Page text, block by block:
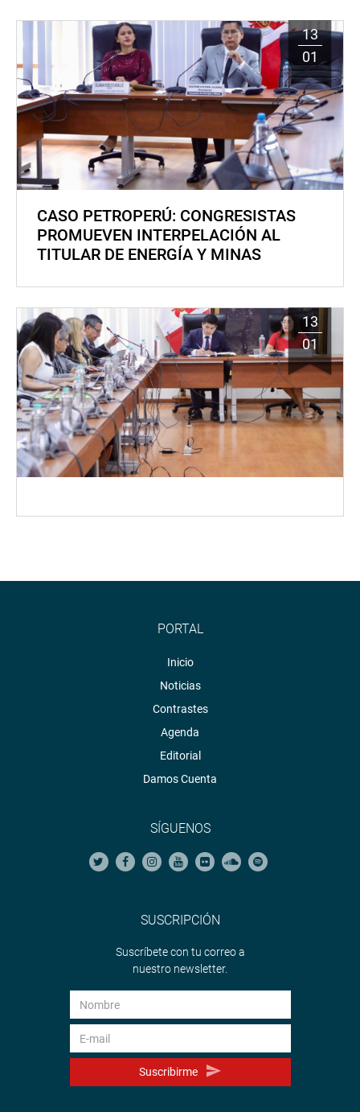
13
01
CASO PETROPERÚ: CONGRESISTAS
PROMUEVEN INTERPELACIÓN AL
TITULAR DE ENERGÍA Y MINAS
13
01
PORTAL
Inicio
Noticias
Contrastes
Agenda
Editorial
Damos Cuenta
SÍGUENOS
SUSCRIPCIÓN
Suscríbete con tu correo a
nuestro newsletter.
Suscribirme